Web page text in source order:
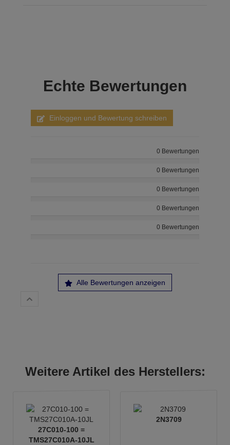
Echte Bewertungen
Einloggen und Bewertung schreiben
0 Bewertungen
0 Bewertungen
0 Bewertungen
0 Bewertungen
0 Bewertungen
Alle Bewertungen anzeigen
Weitere Artikel des Herstellers:
27C010-100 =
TMS27C010A-10JL
2N3709